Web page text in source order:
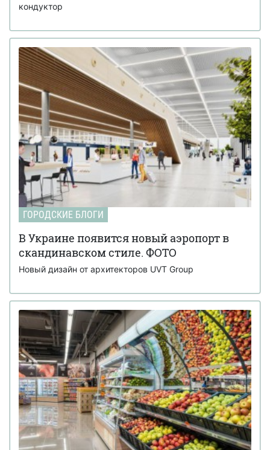
кондуктор
ГОРОДСКИЕ БЛОГИ
В Украине появится новый аэропорт в
скандинавском стиле. ФОТО
Новый дизайн от архитекторов UVT Group